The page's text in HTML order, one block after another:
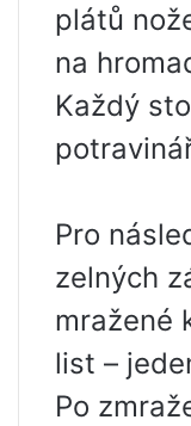
plátů
na
Každý
Pro
zelných
mražené
list –
Po